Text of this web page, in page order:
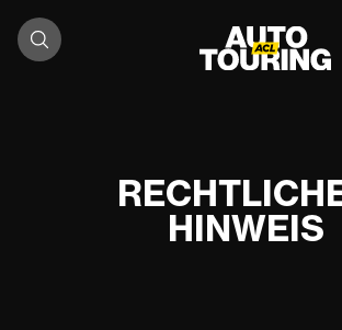
Zum Inhalt springen
HINWEIS